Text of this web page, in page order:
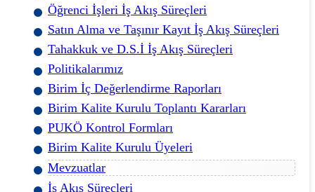
Öğrenci İşleri İş Akış Süreçleri
Satın Alma ve Taşınır Kayıt İş Akış Süreçleri
Tahakkuk ve D.S.İ İş Akış Süreçleri
Politikalarımız
Birim İç Değerlendirme Raporları
Birim Kalite Kurulu Toplantı Kararları
PUKÖ Kontrol Formları
Birim Kalite Kurulu Üyeleri
Mevzuatlar
İş Akış Süreçleri